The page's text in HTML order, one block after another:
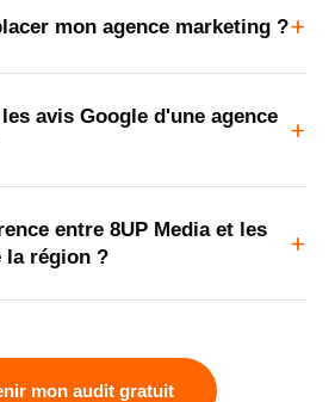
mon agence marketing ?+
avis Google d'une agence +
entre 8UP Media et les
la région ?
+
mon audit gratuit